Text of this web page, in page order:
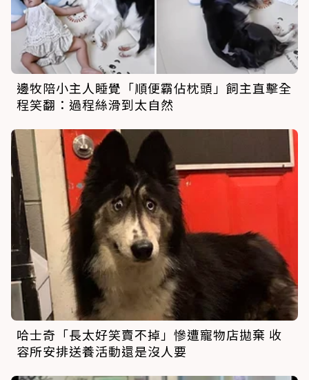
邊牧陪小主人睡覺「順便霸佔枕頭」飼主直擊全
程笑翻：過程絲滑到太自然
哈士奇「長太好笑賣不掉」慘遭寵物店拋棄 收
容所安排送養活動還是沒人要